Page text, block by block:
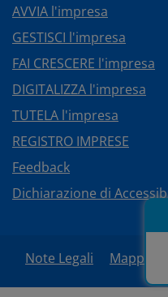
AVVIA l'impresa
GESTISCI l'impresa
FAI CRESCERE l'impresa
DIGITALIZZA l'impresa
TUTELA l'impresa
REGISTRO IMPRESE
Feedback
Dichiarazione di
Note Legali Mappa